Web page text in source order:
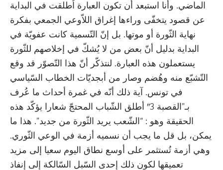
الماضي. وأنا استبعد أن تكون العبارة اُطلقت في البداية
عن قصود يتخفّى وراءها إغراق اللاّوعي الجمعي بفكرة
نهاية الثّورة أو موتها. بل إنّ التّسمية كانت عفويّة في
البداية بدليل أنّ بعض من لا يُشكّ في إخلاصهم للثّورة
يستعملون هذه العبارة. لنتذكّر أنّ هذا التّصوّر قد وقع
التّشبّع منه وهُضم وصار من أبجديّات الخطاب السّياسي
في تونس. آية ذلك أنّه في غمرة أحداث ما عُرف
بـ”القصبة 3″ أطلق الشّباب المحتجّ شعارا يؤكّد هذه
الحقيقة وهو : “الشّعب يريد الثّورة من جديد”. هذا ما
يمكن، بل قل ما يجب أن نسميه أزمة في الوعي الثّوري.
وهي أزمة تُستثمر على أوسع نطاق اليوم سعيا إلى مزيد
تعميقها لكون ذلك إحدى السّبل السّالكة إلى إنفاذ